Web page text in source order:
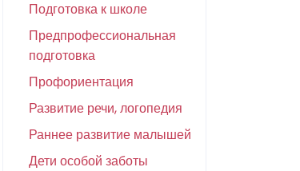
Подготовка к школе
Предпрофессиональная
подготовка
Профориентация
Развитие речи, логопедия
Раннее развитие малышей
Дети особой заботы